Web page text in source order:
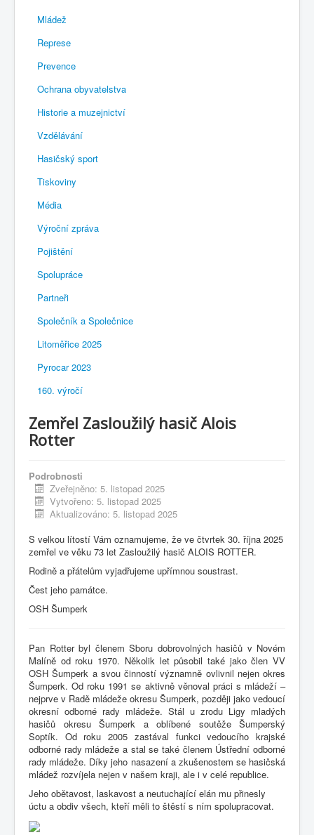
Mládež
Represe
Prevence
Ochrana obyvatelstva
Historie a muzejnictví
Vzdělávání
Hasičský sport
Tiskoviny
Média
Výroční zpráva
Pojištění
Spolupráce
Partneři
Společník a Společnice
Litoměřice 2025
Pyrocar 2023
160. výročí
Zemřel Zasloužilý hasič Alois
Rotter
Podrobnosti
Zveřejněno: 5. listopad 2025
Vytvořeno: 5. listopad 2025
Aktualizováno: 5. listopad 2025
S velkou lítostí Vám oznamujeme, že ve čtvrtek 30. října 2025
zemřel ve věku 73 let Zasloužilý hasič ALOIS ROTTER.
Rodině a přátelům vyjadřujeme upřímnou soustrast.
Čest jeho památce.
OSH Šumperk
Pan Rotter byl členem Sboru dobrovolných hasičů v Novém
Malíně od roku 1970. Několik let působil také jako člen VV
OSH Šumperk a svou činností významně ovlivnil nejen okres
Šumperk. Od roku 1991 se aktivně věnoval práci s mládeží –
nejprve v Radě mládeže okresu Šumperk, později jako vedoucí
okresní odborné rady mládeže. Stál u zrodu Ligy mladých
hasičů okresu Šumperk a oblíbené soutěže Šumperský
Soptík. Od roku 2005 zastával funkci vedoucího krajské
odborné rady mládeže a stal se také členem Ústřední odborné
rady mládeže. Díky jeho nasazení a zkušenostem se hasičská
mládež rozvíjela nejen v našem kraji, ale i v celé republice.
Jeho obětavost, laskavost a neutuchající elán mu přinesly
úctu a obdiv všech, kteří měli to štěstí s ním spolupracovat.